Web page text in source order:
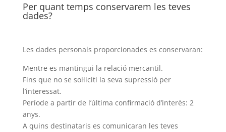
Per quant temps conservarem les teves
dades?
Les dades personals proporcionades es conservaran:
Mentre es mantingui la relació mercantil.
Fins que no se sol·liciti la seva supressió per
l’interessat.
Període a partir de l’última confirmació d’interès: 2
anys.
A quins destinataris es comunicaran les teves